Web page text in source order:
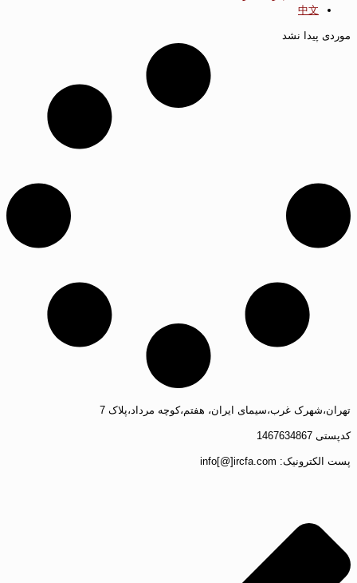
中文
موردی پیدا نشد
تهران،شهرک غرب،سیمای ایران، هفتم،کوچه مرداد،پلاک 7
کدپستی 1467634867
پست الکترونیک: info[@]ircfa.com